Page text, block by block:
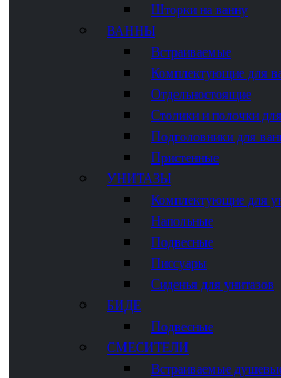
Шторки на ванну
ВАННЫ
Встраиваемые
Комплектующие для
Отдельностоящие
Столики и полочки
Подголовники для
Пристенные
УНИТАЗЫ
Комплектующие для
Напольные
Подвесные
Писсуары
Сиденья для унитазов
БИДЕ
Подвесные
СМЕСИТЕЛИ
Встраиваемые